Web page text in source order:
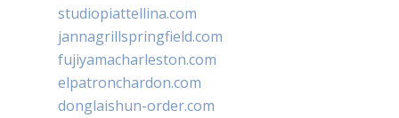
studiopiattellina.com
jannagrillspringfield.com
fujiyamacharleston.com
elpatronchardon.com
donglaishun-order.com